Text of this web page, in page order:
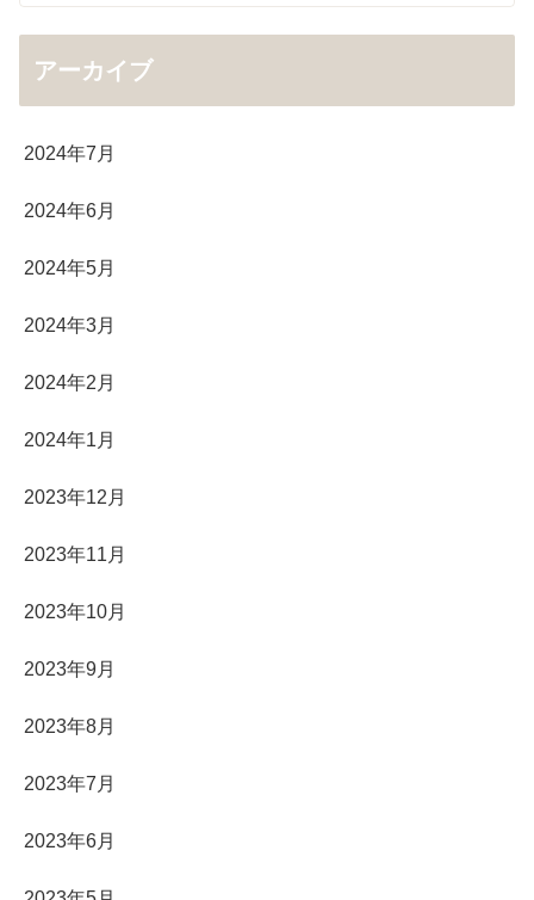
アーカイブ
2024年7月
2024年6月
2024年5月
2024年3月
2024年2月
2024年1月
2023年12月
2023年11月
2023年10月
2023年9月
2023年8月
2023年7月
2023年6月